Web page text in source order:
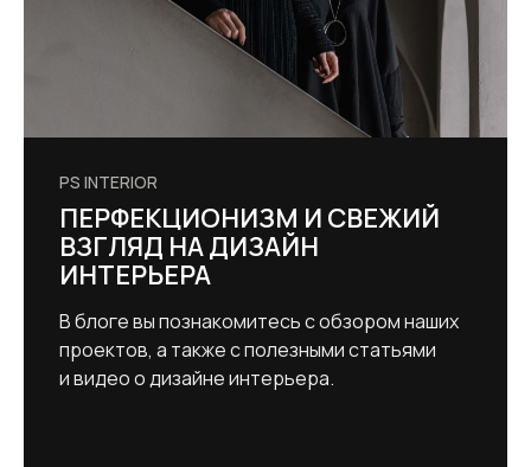
PS INTERIOR
ПЕРФЕКЦИОНИЗМ И СВЕЖИЙ
ВЗГЛЯД НА ДИЗАЙН
ИНТЕРЬЕРА
В блоге вы познакомитесь с обзором наших
проектов, а также с полезными статьями
и видео о дизайне интерьера.